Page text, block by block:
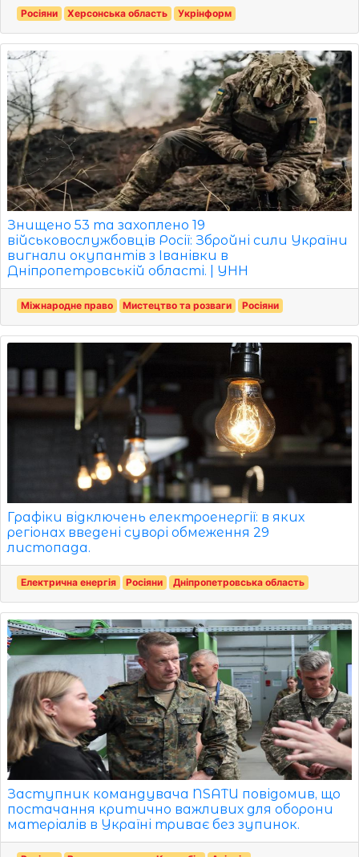
Росіяни Херсонська область Укрінформ
Знищено 53 та захоплено 19
військовослужбовців Росії: Збройні сили України
вигнали окупантів з Іванівки в
Дніпропетровській області. | УНН
Міжнародне право Мистецтво та розваги Росіяни
Графіки відключень електроенергії: в яких
регіонах введені суворі обмеження 29
листопада.
Електрична енергія Росіяни Дніпропетровська область
Заступник командувача NSATU повідомив, що
постачання критично важливих для оборони
матеріалів в Україні триває без зупинок.